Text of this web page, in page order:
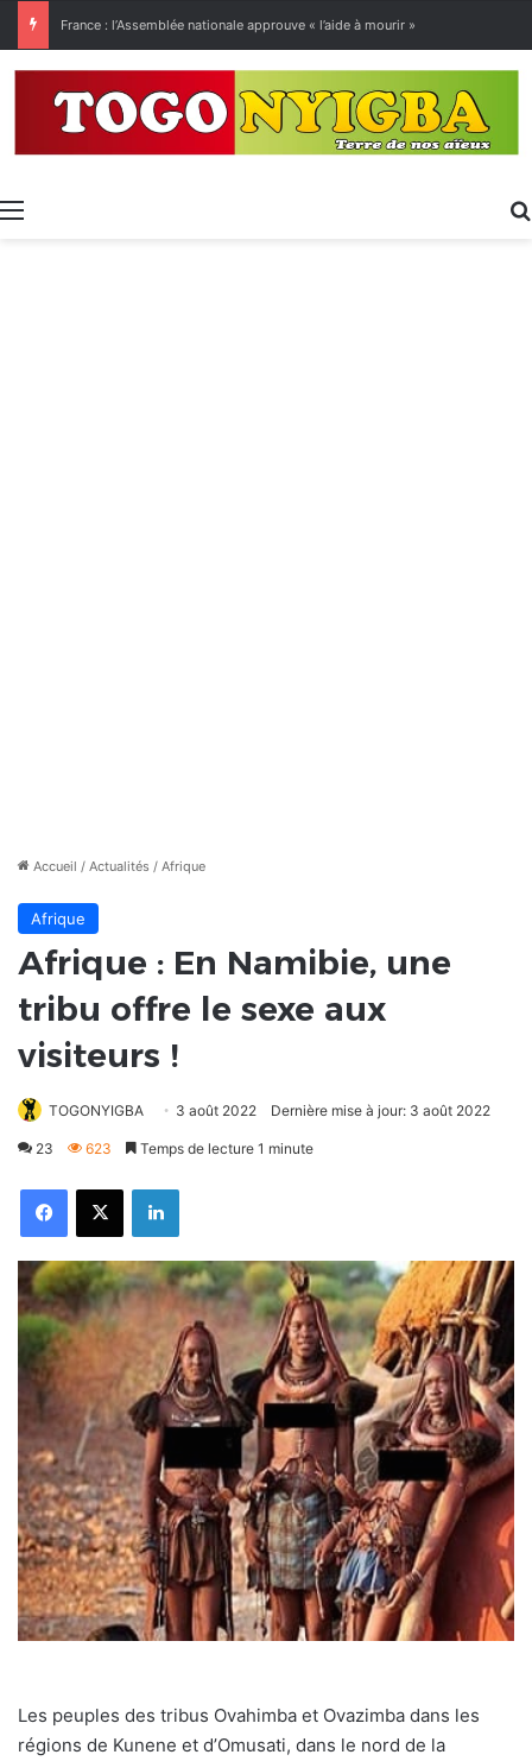
Menu
Accueil / Actualités / Afrique
Afrique
Afrique : En Namibie, une
tribu offre le sexe aux
visiteurs !
TOGONYIGBA 3 août 2022 Dernière mise à jour: 3 août 2022
23 623 Temps de lecture 1 minute
FacebookX Linkedin
Les peuples des tribus Ovahimba et Ovazimba dans les
régions de Kunene et d’Omusati, dans le nord de la